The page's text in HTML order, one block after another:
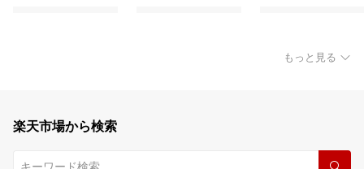
もっと見る
楽天市場から検索